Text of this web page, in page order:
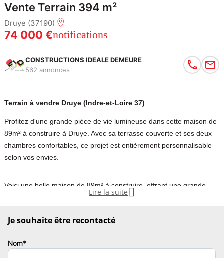
Vente Terrain 394 m²
Druye (37190)
74 000 €notifications
CONSTRUCTIONS IDEALE DEMEURE
562 annonces
Terrain à vendre Druye (Indre-et-Loire 37)
Profitez d'une grande pièce de vie lumineuse dans cette maison de
89m² à construire à Druye. Avec sa terrasse couverte et ses deux
chambres confortables, ce projet est entièrement personnalisable
selon vos envies.
Voici une belle maison de 89m² à construire, offrant une grande
pièce de vie lumineuse grâce à sa triple exposition. Elle comprend
douche et d'une baignoire, ainsi qu'un grand garage. Un atout
profiter de l'extérieur en toute saison. De plus, elle est entièrement
Lire la suite 
Je souhaite être recontacté
Nom*